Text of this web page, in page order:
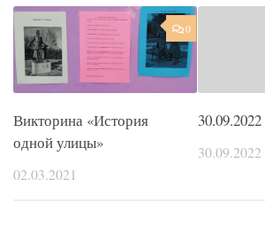
0
Викторина «История
одной улицы»
02.03.2021
30.09.2022
30.09.2022